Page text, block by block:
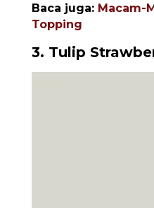
Baca juga: Macam-
Topping
3. Tulip